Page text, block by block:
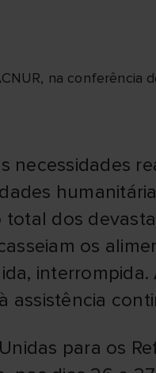
na conferência
necessidades
dos
os
assistência
para os